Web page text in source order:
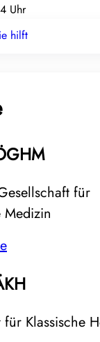
Uhr
für
Klassische